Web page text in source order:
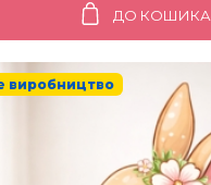
ДО КОШИКА
виробництво